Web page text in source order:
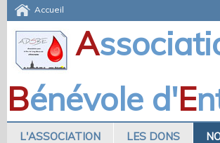
Accueil
A
Bénévole d'E
L'ASSOCIATION LES DONS